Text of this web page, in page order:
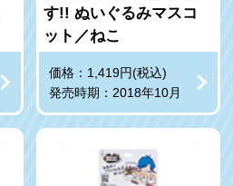
す!! ぬいぐるみマスコ
ット／ねこ
価格：1,419円(税込)
発売時期：2018年10月